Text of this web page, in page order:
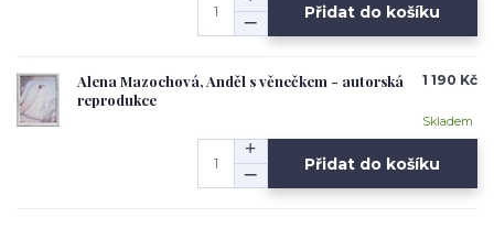
Přidat do košíku
Alena Mazochová, Anděl s věnečkem - autorská
reprodukce
1 190 Kč
Skladem
Přidat do košíku